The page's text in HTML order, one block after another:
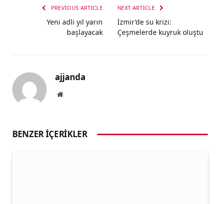
PREVIOUS ARTICLE
Yeni adli yıl yarın
başlayacak
NEXT ARTICLE
İzmir’de su krizi:
Çeşmelerde kuyruk oluştu
ajjanda
Website
BENZER İÇERIKLER